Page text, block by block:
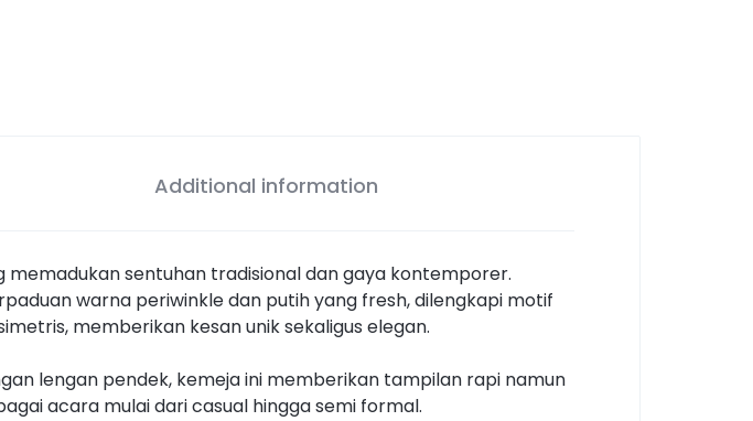
Additional information
memadukan sentuhan tradisional dan gaya kontemporer.
warna periwinkle dan putih yang fresh, dilengkapi motif
memberikan kesan unik sekaligus elegan.
lengan pendek, kemeja ini memberikan tampilan rapi namun
acara mulai dari casual hingga semi formal.